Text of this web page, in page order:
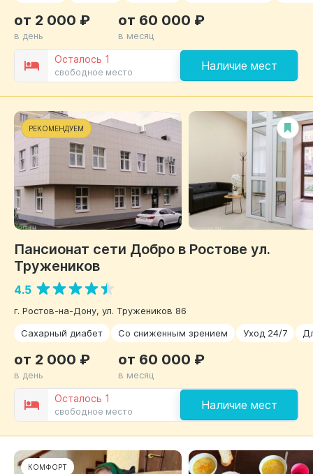
Осталось 1
свободное место Наличие мест
от 2 000 ₽
в день
от 60 000 ₽
в месяц
РЕКОМЕНДУЕМ
Пансионат сети Добро в Ростове ул.
Тружеников
4.5
г. Ростов-на-Дону, ул. Тружеников 86
Сахарный диабет
Со сниженным зрением Уход 24/7
Осталось 1
свободное место Наличие мест
от 2 000 ₽
в день
от 60 000 ₽
в месяц
КОМФОРТ